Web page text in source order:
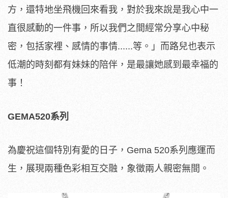
方，還特地坐飛機回來看我，對於我來說是我心中一
直很感動的一件事，所以我們之間經常分享心中秘
密，包括家裡、感情的事情......等。」而路兒也表示
低潮的時刻都有妹妹的陪伴，是最讓她感到最幸福的
事！
GEMA520系列
為慶祝這個特別有愛的日子，Gema 520系列應運而
生，展現兩種色彩相互交融，象徵兩人親密無間。